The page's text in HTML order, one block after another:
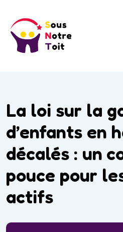
La loi sur la
d’enfants en
décalés : un
pouce pour
actifs